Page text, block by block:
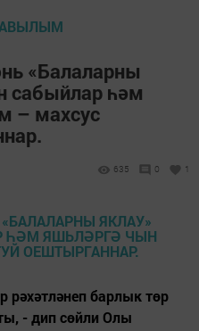
«Балаларны
сабыйлар һәм
– махсус
635 0 1
рәхәтләнеп барлык төр
- дип сөйли Олы